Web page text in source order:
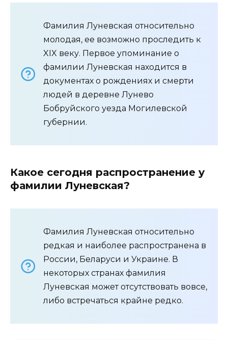
Фамилия Луневская относительно
молодая, ее возможно проследить к
XIX веку. Первое упоминание о
фамилии Луневская находится в
документах о рождениях и смерти
людей в деревне Лунево
Бобруйского уезда Могилевской
губернии.
Какое сегодня распространение у
фамилии Луневская?
Фамилия Луневская относительно
редкая и наиболее распространена в
России, Беларуси и Украине. В
некоторых странах фамилия
Луневская может отсутствовать вовсе,
либо встречаться крайне редко.